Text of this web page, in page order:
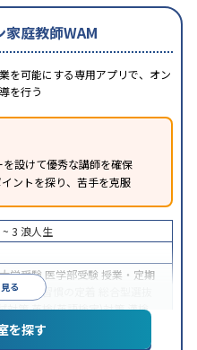
家庭教師WAM
を可能にする専用アプリで、オン
を行う
設けて優秀な講師を確保
ントを探り、苦手を克服
る
3 浪人生
大学受験 医学部受験 授業・定期
策 学習習慣の定着
対策英検(英語検定)対策漢検
成績保証制度あり授業の振替
を探す